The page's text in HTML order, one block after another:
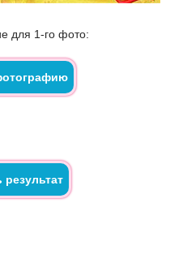
для 1-го фото: